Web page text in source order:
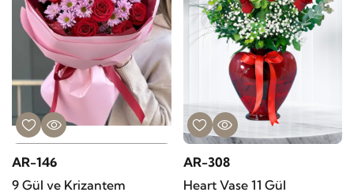
AR-146
9 Gül ve Krizantem
AR-308
Heart Vase 11 Gül